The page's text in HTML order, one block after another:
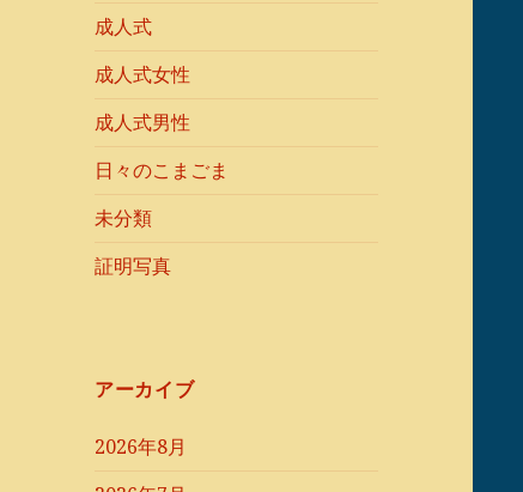
成人式
成人式女性
成人式男性
日々のこまごま
未分類
証明写真
アーカイブ
2026年8月